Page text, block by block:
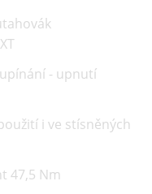
- upnutí
i ve stísněných
47,5 Nm